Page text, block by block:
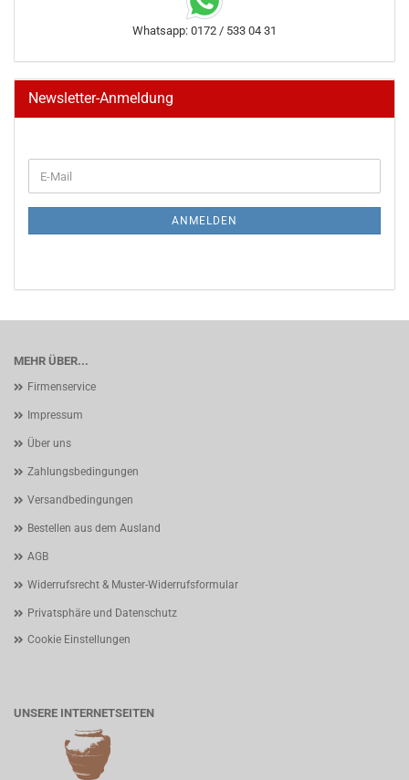
Whatsapp: 0172 / 533 04 31
Newsletter-Anmeldung
ZUR
E-
Mail
ANMELDEN
MEHR ÜBER...
Firmenservice
Impressum
Über uns
Zahlungsbedingungen
Versandbedingungen
Bestellen aus dem Ausland
AGB
Widerrufsrecht & Muster-Widerrufsformular
Privatsphäre und Datenschutz
Cookie Einstellungen
UNSERE INTERNETSEITEN